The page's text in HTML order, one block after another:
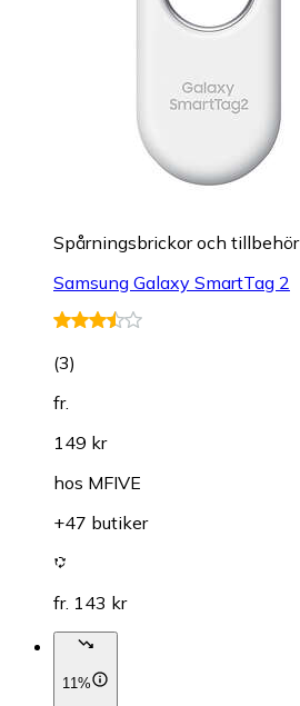
Spårningsbrickor och tillbehör
Samsung Galaxy SmartTag 2
(3)
fr.
149 kr
hos MFIVE
+47 butiker
fr. 143 kr
11%